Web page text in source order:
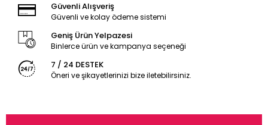
Güvenli Alışveriş
Güvenli ve kolay ödeme sistemi
Geniş Ürün Yelpazesi
Binlerce ürün ve kampanya seçeneği
7 / 24 DESTEK
Öneri ve şikayetlerinizi bize iletebilirsiniz.